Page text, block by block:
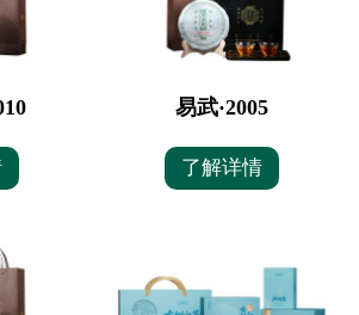
易武·2005
了解详情